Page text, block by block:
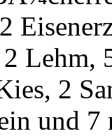
2
2
und 7